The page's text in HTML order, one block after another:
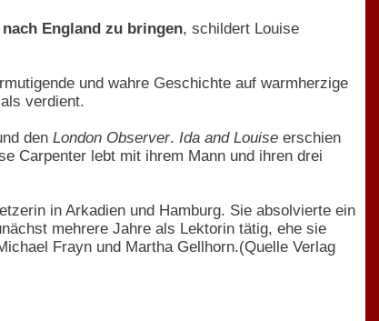
England zu bringen, schildert Louise
und wahre Geschichte auf warmherzige
verdient.
den London Observer. Ida and Louise erschien
Carpenter lebt mit ihrem Mann und ihren drei
in Arkadien und Hamburg. Sie absolvierte ein
mehrere Jahre als Lektorin tätig, ehe sie
Frayn und Martha Gellhorn.(Quelle Verlag